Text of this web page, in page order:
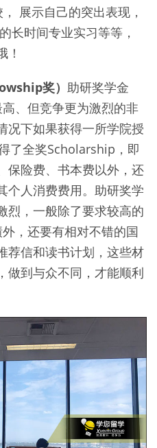
展示自己的突出表现，
长时间专业实习等等，
！
奖） 助研奖学金
、但竞争更为激烈的非
况下如果获得一所学院授
了全奖Scholarship，即
保险费、书本费以外，还
个人消费费用。助研奖学
烈，一般除了要求较高的
外，还要有相对不错的国
荐信和读书计划，这些材
做到与众不同，才能顺利